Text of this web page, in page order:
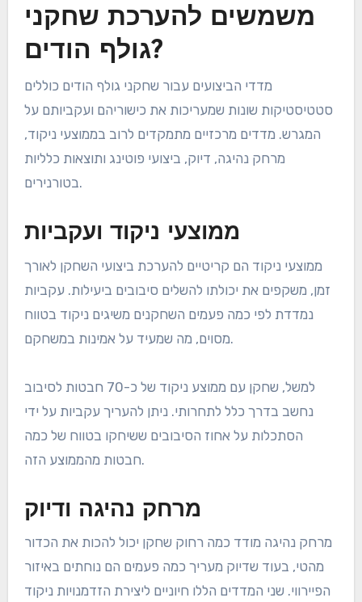
משמשים להערכת שחקני
גולף הודים?
מדדי הביצועים עבור שחקני גולף הודים כוללים
סטטיסטיקות שונות שמעריכות את כישוריהם ועקביותם על
המגרש. מדדים מרכזיים מתמקדים לרוב בממוצעי ניקוד,
מרחק נהיגה, דיוק, ביצועי פוטינג ותוצאות כלליות
בטורנירים.
ממוצעי ניקוד ועקביות
ממוצעי ניקוד הם קריטיים להערכת ביצועי השחקן לאורך
זמן, משקפים את יכולתו להשלים סיבובים ביעילות. עקביות
נמדדת לפי כמה פעמים השחקנים משיגים ניקוד בטווח
מסוים, מה שמעיד על אמינות במשחקם.
למשל, שחקן עם ממוצע ניקוד של כ-70 חבטות לסיבוב
נחשב בדרך כלל לתחרותי. ניתן להעריך עקביות על ידי
הסתכלות על אחוז הסיבובים ששיחקו בטווח של כמה
חבטות מהממוצע הזה.
מרחק נהיגה ודיוק
מרחק נהיגה מודד כמה רחוק שחקן יכול להכות את הכדור
מהטי, בעוד שדיוק מעריך כמה פעמים הם נוחתים באיזור
הפיירווי. שני המדדים הללו חיוניים ליצירת הזדמנויות ניקוד